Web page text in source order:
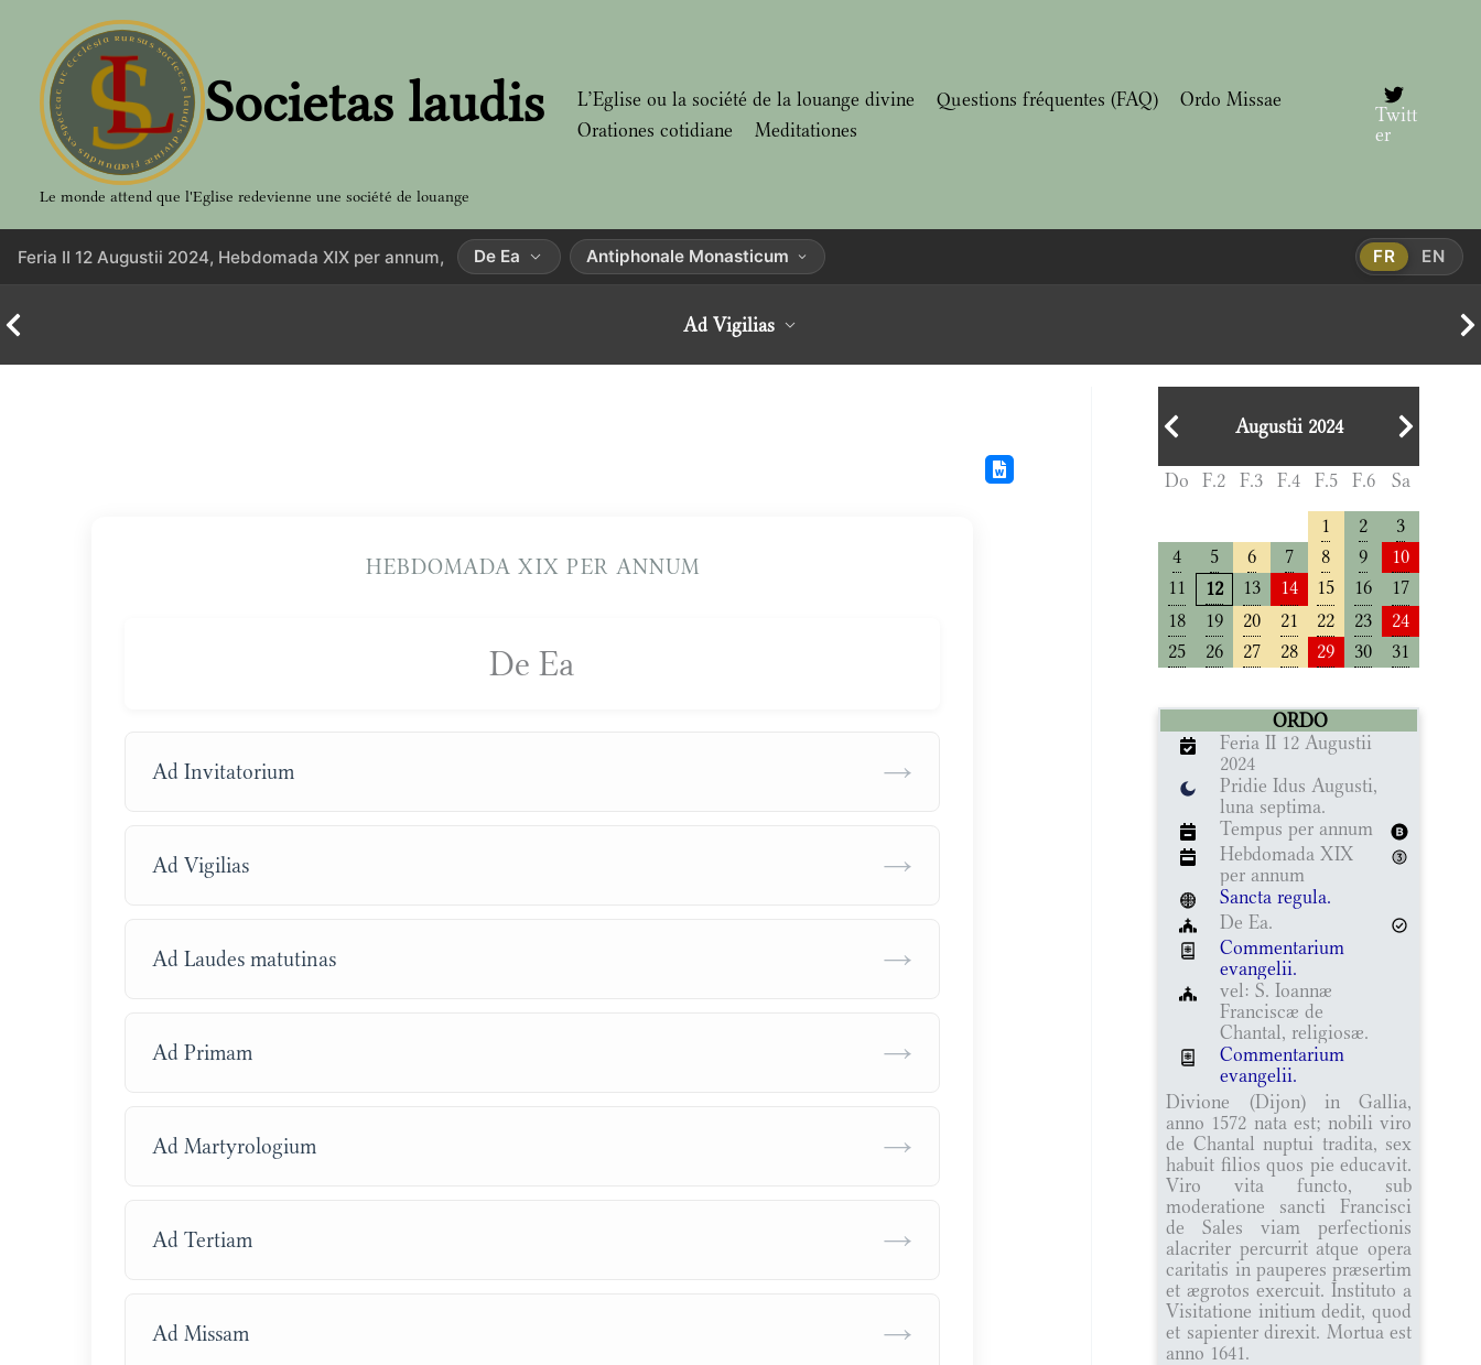
contenu
Societas laudis
Le monde attend que l'Eglise redevienne une société de louange
L’Eglise ou la société de la louange divine Questions fréquentes (FAQ)
Ordo Missae
Orationes cotidiane
Meditationes
Twitt
er
Feria II 12 Augustii 2024, Hebdomada XIX per annum, De Ea Antiphonale Monasticum FR EN
Ad Vigilias
HEBDOMADA XIX PER ANNUM
De Ea
Ad Invitatorium →
Ad Vigilias →
Ad Laudes matutinas →
Ad Primam →
Ad Martyrologium →
Ad Tertiam →
Ad Missam →
Augustii 2024
Do F.2 F.3 F.4 F.5 F.6 Sa
1 2
3
4
5 6 7 8 9
10
11
12 13 14 15 16
17
18
19 20 21 22 23
24
25
26 27 28 29 30 31
ORDO
Feria II 12 Augustii
2024
Pridie Idus Augusti,
luna septima.
Tempus per annum
Hebdomada XIX
per annum
Sancta regula.
De Ea.
Commentarium
evangelii.
vel: S. Ioannæ
Franciscæ de
Chantal, religiosæ.
Commentarium
evangelii.
Divione (Dijon) in Gallia,
anno 1572 nata est; nobili viro
de Chantal nuptui tradita, sex
habuit filios quos pie educavit.
Viro vita functo, sub
moderatione sancti Francisci
de Sales viam perfectionis
alacriter percurrit atque opera
caritatis in pauperes præsertim
et ægrotos exercuit. Instituto a
Visitatione initium dedit, quod
et sapienter direxit. Mortua est
anno 1641.